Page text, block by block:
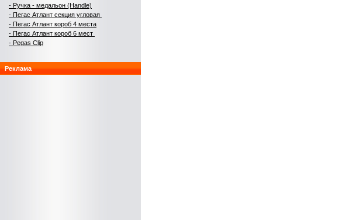
- Ручка - медальон (Handle)
- Пегас Атлант секция угловая
- Пегас Атлант короб 4 места
- Пегас Атлант короб 6 мест
- Pegas Clip
Реклама